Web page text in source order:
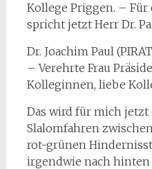
Kollege Priggen. –
spricht jetzt Herr Dr.
Dr. Joachim Paul
– Verehrte Frau
Kolleginnen, liebe
Das wird für mich
Slalomfahren
rot-grünen
irgendwie nach hinten